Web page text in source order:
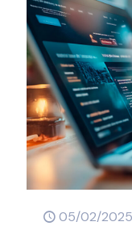
05/02/2025